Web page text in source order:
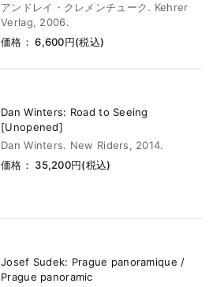
アンドレイ・クレメンチューク. Kehrer
Verlag, 2006.
価格： 6,600円(税込)
Dan Winters: Road to Seeing
[Unopened]
Dan Winters. New Riders, 2014.
価格： 35,200円(税込)
Josef Sudek: Prague panoramique /
Prague panoramic